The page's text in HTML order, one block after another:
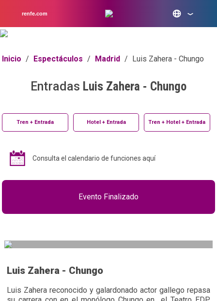
renfe.com
Inicio / Espectáculos / Madrid / Luis Zahera - Chungo
Entradas Luis Zahera - Chungo
Tren + Entrada Hotel + Entrada Tren + Hotel + Entrada
Consulta el calendario de funciones aquí
Evento Finalizado
Luis Zahera - Chungo
Luis Zahera reconocido y galardonado actor gallego repasa